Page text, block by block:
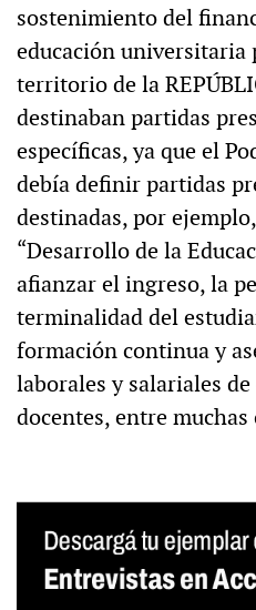
sostenimiento del
educación universitaria
territorio de la
destinaban partidas
específicas, ya que el
debía definir partidas
destinadas, por
“Desarrollo de la
afianzar el ingreso, la
terminalidad del
formación continua y
laborales y salariales
docentes, entre muchas